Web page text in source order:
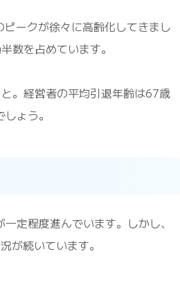
ークが徐々に高齢化してきまし
数を占めています。
。経営者の平均引退年齢は67歳
ょう。
定程度進んでいます。しかし、
続いています。